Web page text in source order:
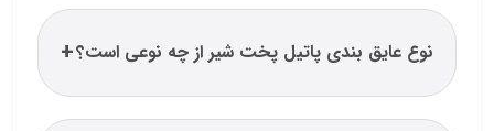
نوع عایق بندی پاتیل پخت شیر از چه نوعی است؟